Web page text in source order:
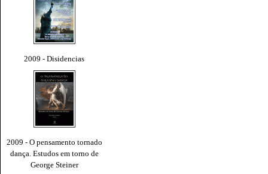
2009 - Disidencias
2009 - O pensamento tornado
dança. Estudos em torno de
George Steiner